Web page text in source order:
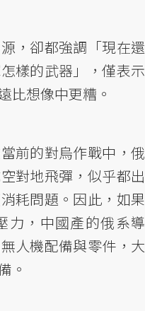
，卻都強調「現在還
樣的武器」，僅表示
比想像中更糟。
前的對烏作戰中，俄
對地飛彈，似乎都出
耗問題。因此，如果
力，中國產的俄系導
人機配備與零件，大
。